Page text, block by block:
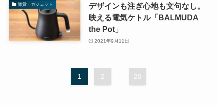
雑貨・ガジェット
デザインも注ぎ心地も文句なし。
映える電気ケトル「BALMUDA
the Pot」
2021年9月11日
1 2 20